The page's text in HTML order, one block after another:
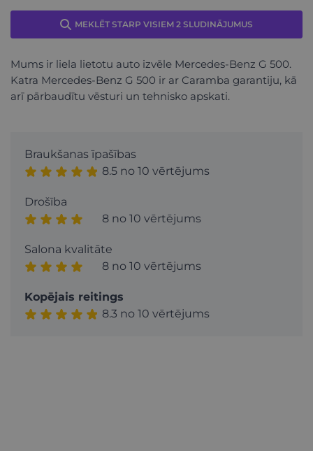
MEKLĒT STARP VISIEM 2 SLUDINĀJUMUS
Mums ir liela lietotu auto izvēle Mercedes-Benz G 500.
Katra Mercedes-Benz G 500 ir ar Caramba garantiju, kā
arī pārbaudītu vēsturi un tehnisko apskati.
Braukšanas īpašības
8.5 no 10 vērtējums
Drošība
8 no 10 vērtējums
Salona kvalitāte
8 no 10 vērtējums
Kopējais reitings
8.3 no 10 vērtējums